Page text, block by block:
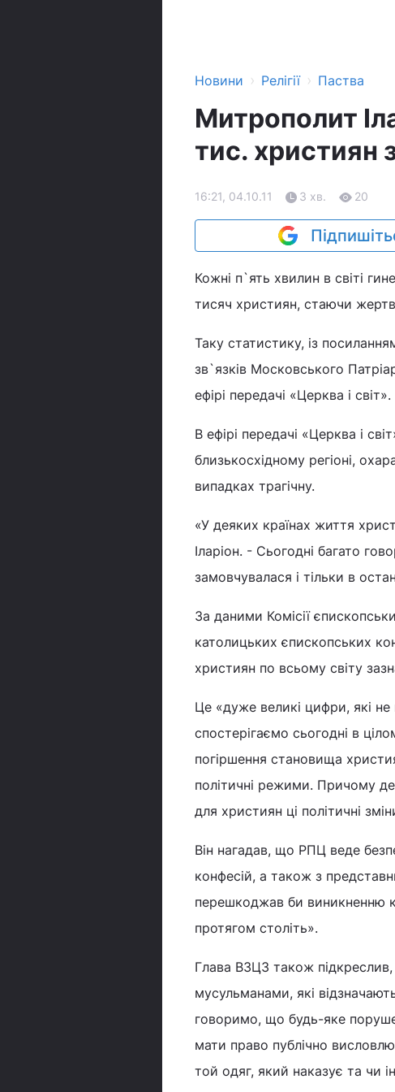
Новини › Релігії › Паства
Митрополит
тис. християн
16:21, 04.10.11 3 хв. 20
Кожні п`ять хвилин в світі
тисяч християн, стаючи
Таку статистику, із
зв`язків Московського
ефірі передачі «Церква і світ».
В ефірі передачі «Церква і
близькосхідному регіоні,
випадках трагічну.
«У деяких країнах життя
Іларіон. - Сьогодні багато
замовчувалася і тільки в
За даними Комісії
католицьких єпископських
християн по всьому світу
Це «дуже великі цифри, які
спостерігаємо сьогодні в
погіршення становища
політичні режими. Причому
для християн ці політичні
Він нагадав, що РПЦ веде
конфесій, а також з
перешкоджав би виникненню
протягом століть».
Глава ВЗЦЗ також
мусульманами, які
говоримо, що будь-яке
мати право публічно
той одяг, який наказує та чи